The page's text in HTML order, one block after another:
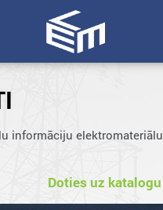
informāciju elektromateriālu
Doties uz katalogu